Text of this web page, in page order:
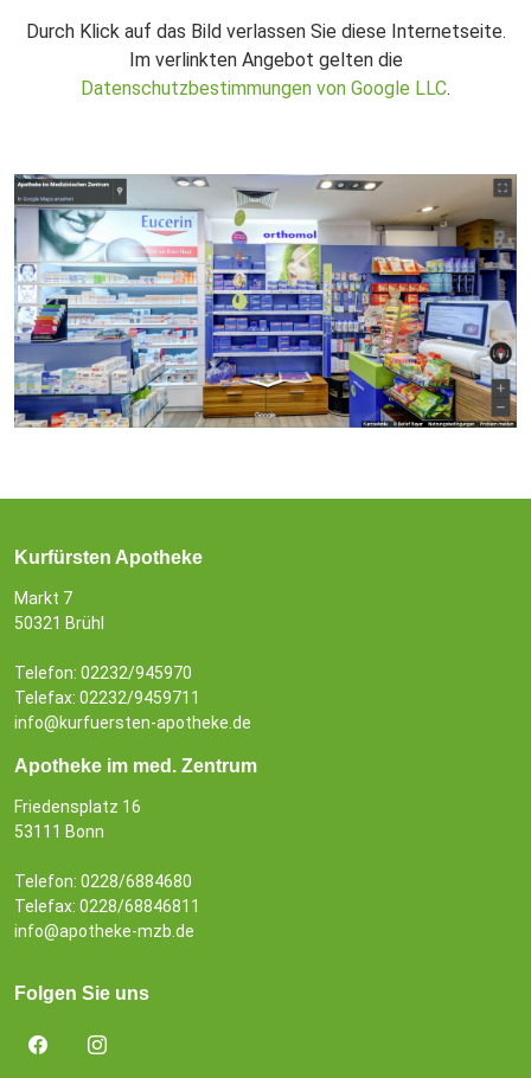
Durch Klick auf das Bild verlassen Sie diese Internetseite.
Im verlinkten Angebot gelten die
Datenschutzbestimmungen von Google LLC.
Kurfürsten Apotheke
Markt 7
50321 Brühl
Telefon: 02232/945970
Telefax: 02232/9459711
info@kurfuersten-apotheke.de
Apotheke im med. Zentrum
Friedensplatz 16
53111 Bonn
Telefon: 0228/6884680
Telefax: 0228/68846811
info@apotheke-mzb.de
Folgen Sie uns